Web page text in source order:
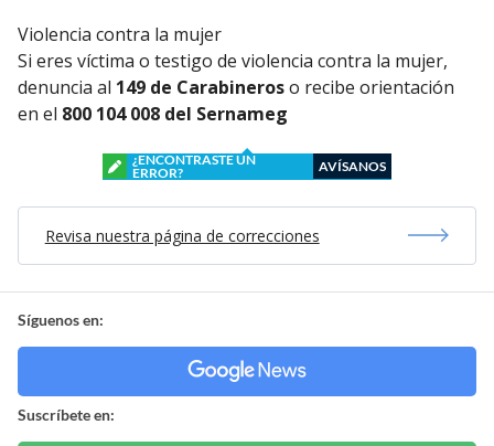
Violencia contra la mujer
Si eres víctima o testigo de violencia contra la mujer,
denuncia al 149 de Carabineroso recibe orientación
en el 800 104 008 del Sernameg
¿ENCONTRASTE UN
ERROR?
AVÍSANOS
Revisa nuestra página de correcciones
Síguenos en:
Suscríbete en: